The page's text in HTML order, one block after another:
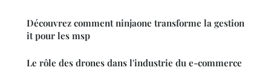
Découvrez comment ninjaone transforme la gestion
it pour les msp
Le rôle des drones dans l'industrie du e-commerce